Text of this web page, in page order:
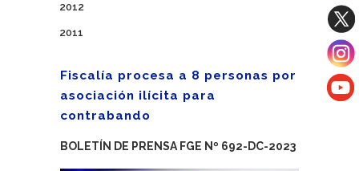
2012
2011
Fiscalía procesa a 8 personas por
asociación ilícita para
contrabando
BOLETÍN DE PRENSA FGE Nº 692-DC-2023